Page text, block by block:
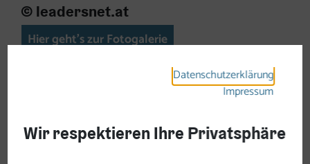
© leadersnet.at
Hier geht's zur Fotogalerie
Datenschutzerklärung
Impressum
Wir respektieren Ihre Privatsphäre